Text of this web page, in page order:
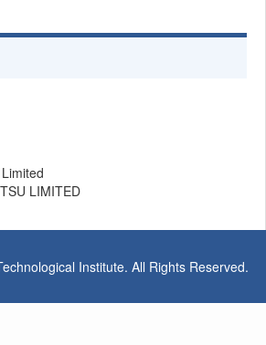
LIMITED
Institute. All Rights Reserved.